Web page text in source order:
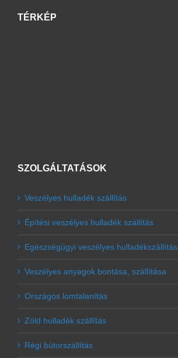
TÉRKÉP
SZOLGÁLTATÁSOK
Veszélyes hulladék szállítás
Építési veszélyes hulladék szállítás
Egészségügyi veszélyes hulladékszállítás
Veszélyes anyagok bontása, szállítása
Országos lomtalanítás
Zöld hulladék szállítás
Régi bútorszállítás